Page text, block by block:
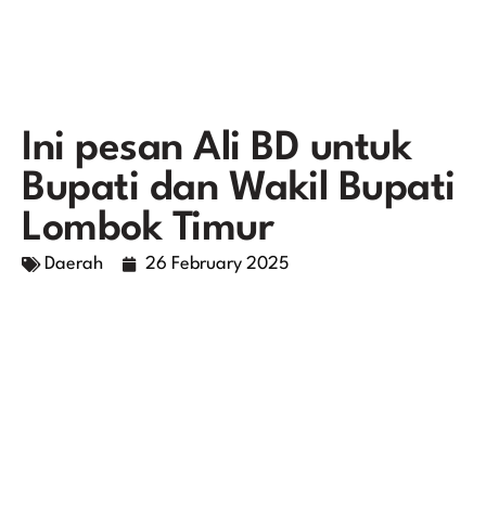
Ini pesan Ali BD untuk
Bupati dan Wakil Bupati
Lombok Timur
Daerah 26 February 2025